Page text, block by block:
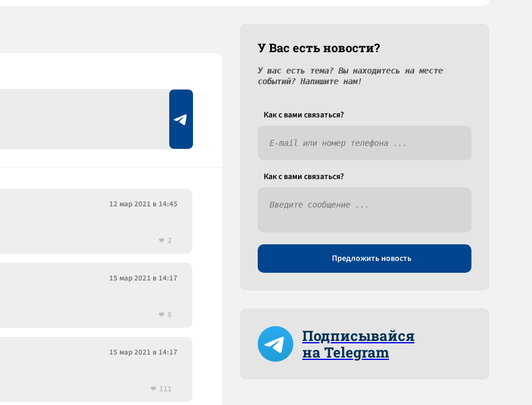
12 мар 2021 в 14:45
2
15 мар 2021 в 14:17
8
15 мар 2021 в 14:17
111
У Вас есть новости?
У вас есть тема? Вы находитесь на месте
событий? Напишите нам!
Как c вами связаться?
Как c вами связаться?
Предложить новость
Подписывайся
на Telegram